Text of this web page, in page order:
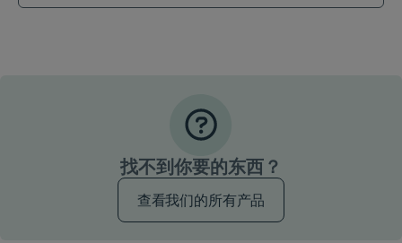
找不到你要的东西？
查看我们的所有产品